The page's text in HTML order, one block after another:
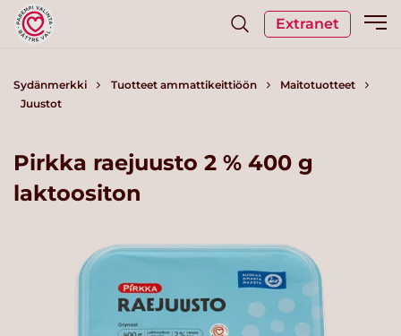
Extranet
Sydänmerkki Tuotteet ammattikeittiöön
Maitotuotteet
Juustot
Pirkka raejuusto 2 % 400 g
laktoositon